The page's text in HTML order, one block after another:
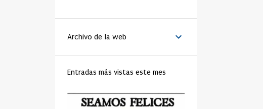
BENEDICTO XVI 44
MATRIMONIO 44
RELIGIÓN 41 FAMILIA 40
TRABAJO 40 JÓVENES 39
IGLESIA 37 MORAL 37
Archivo de la web
Entradas más vistas este mes